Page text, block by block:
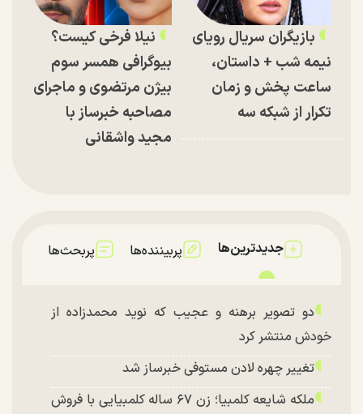
بازیگران سریال رویای
نیمه شب + داستان،
ساعت پخش و زمان
تکرار از شبکه سه
نیلا فرخی کیست؟
بیوگرافی همسر سوم
بیژن مرتضوی و ماجرای
مصاحبه خبرساز با
مجید واشقانی
جدیدترین‌ها پربیننده‌ها پربحث‌ها
دو تصویر برهنه و عجیب که نوید محمدزاده از
خودش منتشر کرد
تغییر چهره لادن مستوفی خبرساز شد
ملکه شایعه کلمبیا؛ زن ۶۷ ساله کلمبیایی با فروش